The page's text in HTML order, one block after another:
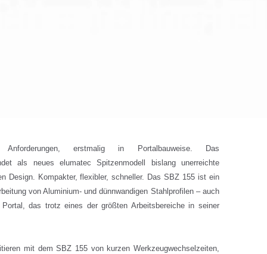
Anforderungen, erstmalig in Portalbauweise. Das
als neues elumatec Spitzenmodell bislang unerreichte
Design. Kompakter, flexibler, schneller. Das SBZ 155 ist ein
von Aluminium- und dünnwandigen Stahlprofilen – auch
das trotz eines der größten Arbeitsbereiche in seiner
mit dem SBZ 155 von kurzen Werkzeugwechselzeiten,